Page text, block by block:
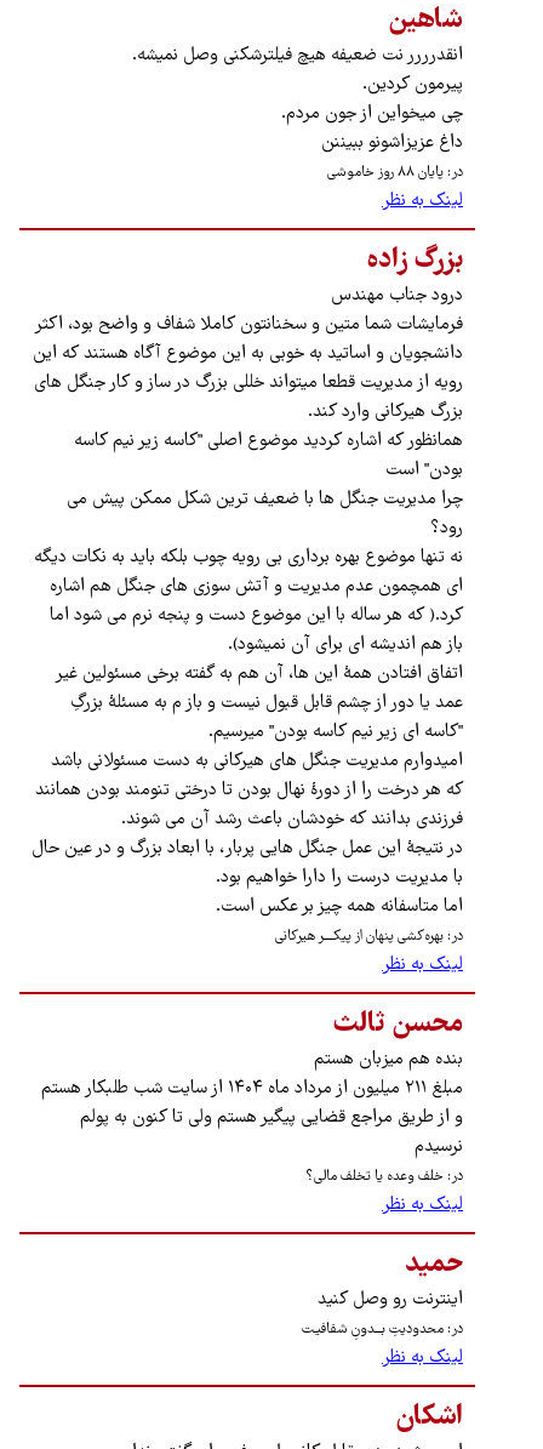
شاهین
انقدرررر نت ضعیفه هیچ فیلترشکنی وصل نمیشه.
پیرمون کردین.
چی میخواین از جون مردم.
داغ عزیزاشونو ببیننن
در: پایان ۸۸ روز خاموشی
لینک به نظر
بزرگ زاده
درود جناب مهندس
فرمایشات شما متین و سخنانتون کاملا شفاف و واضح بود، اکثر
دانشجویان و اساتید به خوبی به این موضوع آگاه هستند که این
رویه از مدیریت قطعا میتواند خللی بزرگ در ساز و کار جنگل های
بزرگ هیرکانی وارد کند.
همانظور که اشاره کردید موضوع اصلی "کاسه زیر نیم کاسه
بودن" است
چرا مدیریت جنگل ها با ضعیف ترین شکل ممکن پیش می
رود؟
نه تنها موضوع بهره برداری بی رویه چوب بلکه باید به نکات دیگه
ای همچمون عدم مدیریت و آتش سوزی های جنگل هم اشاره
کرد.( که هر ساله با این موضوع دست و پنجه نرم می شود اما
باز هم اندیشه ای برای آن نمیشود).
اتفاق افتادن همهٔ این ها، آن هم به گفته برخی مسئولین غیر
عمد یا دور از چشم قابل قبول نیست و باز م به مسئلهٔ بزرگِ
"کاسه ای زیر نیم کاسه بودن" میرسیم.
امیدوارم مدیریت جنگل های هیرکانی به دست مسئولانی باشد
که هر درخت را از دورهٔ نهال بودن تا درختی تنومند بودن همانند
فرزندی بدانند که خودشان باعث رشد آن می شوند.
در نتیجهٔ این عمل جنگل هایی پربار، با ابعاد بزرگ و در عین حال
با مدیریت درست را دارا خواهیم بود.
اما متاسفانه همه چیز بر عکس است.
در: بهره‌کشی پنهان از پیکــــر هیرکانی
لینک به نظر
محسن ثالث
بنده هم میزبان هستم
مبلغ ۲۱۱ میلیون از مرداد ماه ۱۴۰۴ از سایت شب طلبکار هستم
و از طریق مراجع قضایی پیگیر هستم ولی تا کنون به پولم
نرسیدم
در: خلف وعده یا تخلف مالی؟
لینک به نظر
حمید
اینترنت رو وصل کنید
در: محدودیتِ بـــدونِ شفافیـت
لینک به نظر
اشکان